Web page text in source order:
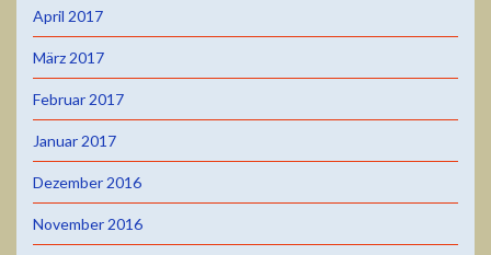
April 2017
März 2017
Februar 2017
Januar 2017
Dezember 2016
November 2016